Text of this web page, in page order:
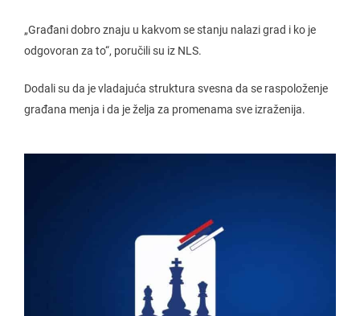
„Građani dobro znaju u kakvom se stanju nalazi grad i ko je
odgovoran za to“, poručili su iz NLS.
Dodali su da je vladajuća struktura svesna da se raspoloženje
građana menja i da je želja za promenama sve izraženija.